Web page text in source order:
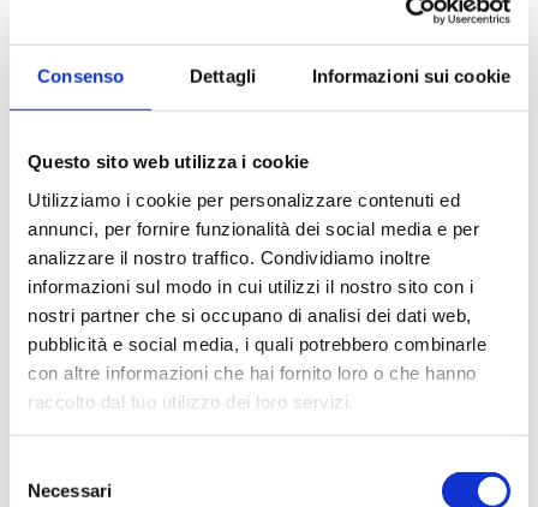
Consenso Dettagli Informazioni sui cookie
Questo sito web utilizza i cookie
Utilizziamo i cookie per personalizzare contenuti ed
annunci, per fornire funzionalità dei social media e per
analizzare il nostro traffico. Condividiamo inoltre
informazioni sul modo in cui utilizzi il nostro sito con i
nostri partner che si occupano di analisi dei dati web,
pubblicità e social media, i quali potrebbero combinarle
con altre informazioni che hai fornito loro o che hanno
raccolto dal tuo utilizzo dei loro servizi.
delNecessari